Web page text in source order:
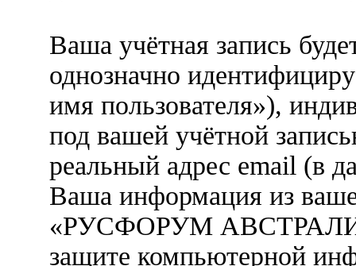
Ваша учётная запись
однозначно
имя пользователя»),
под вашей учётной
реальный адрес email (в
Ваша информация из
«РУСФОРУМ
защите компьютерной